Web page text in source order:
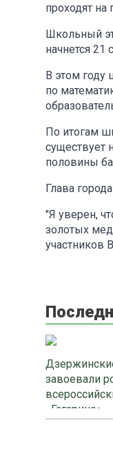
проходят на
Школьный
начнется 21
В этом году
по
По итогам
существует
половины
Глава
"Я уверен,
золотых
участников
завоевали
«Гагарино»